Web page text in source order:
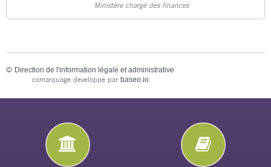
Ministère chargé des finances
© Direction de l'information légale et administrative
comarquage developpé par baseo.io